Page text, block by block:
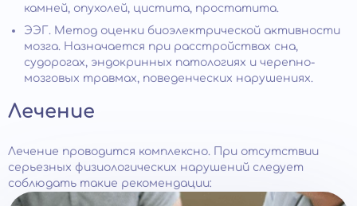
камней, опухолей, цистита, простатита.
ЭЭГ. Метод оценки биоэлектрической активности
мозга. Назначается при расстройствах сна,
судорогах, эндокринных патологиях и черепно-
мозговых травмах, поведенческих нарушениях.
Лечение
Лечение проводится комплексно. При отсутствии
серьезных физиологических нарушений следует
соблюдать такие рекомендации: